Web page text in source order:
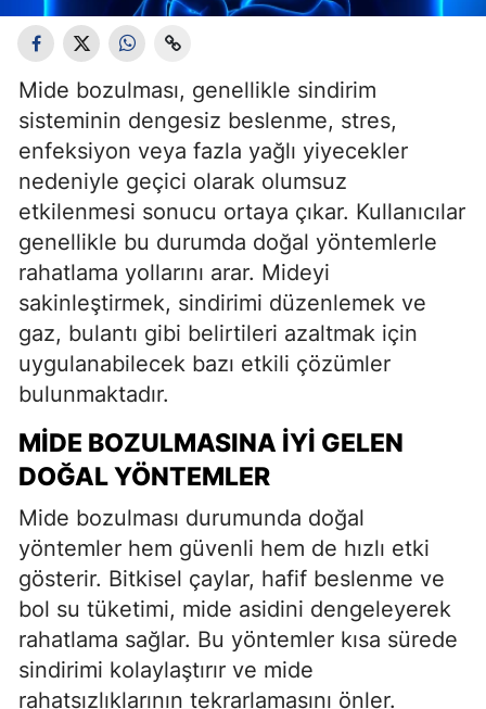
Mide bozulması, genellikle sindirim
sisteminin dengesiz beslenme, stres,
enfeksiyon veya fazla yağlı yiyecekler
nedeniyle geçici olarak olumsuz
etkilenmesi sonucu ortaya çıkar. Kullanıcılar
genellikle bu durumda doğal yöntemlerle
rahatlama yollarını arar. Mideyi
sakinleştirmek, sindirimi düzenlemek ve
gaz, bulantı gibi belirtileri azaltmak için
uygulanabilecek bazı etkili çözümler
bulunmaktadır.
MIDE BOZULMASINA İYI GELEN
DOĞAL YÖNTEMLER
Mide bozulması durumunda doğal
yöntemler hem güvenli hem de hızlı etki
gösterir. Bitkisel çaylar, hafif beslenme ve
bol su tüketimi, mide asidini dengeleyerek
rahatlama sağlar. Bu yöntemler kısa sürede
sindirimi kolaylaştırır ve mide
rahatsızlıklarının tekrarlamasını önler.